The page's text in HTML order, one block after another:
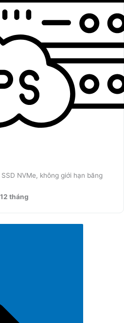
NVMe, không giới hạn băng
tháng